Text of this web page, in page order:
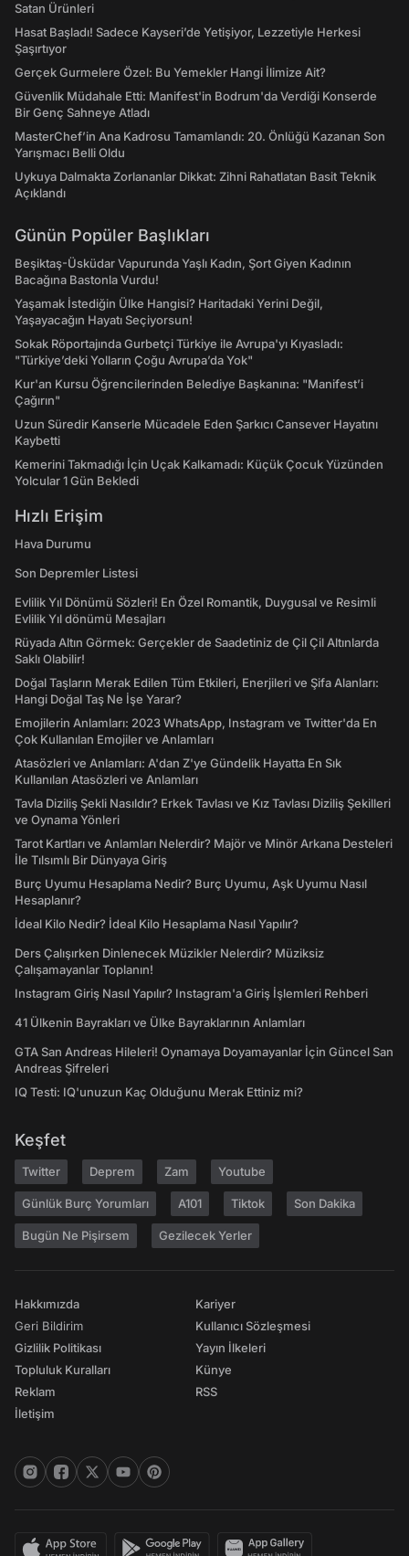
Satan Ürünleri
Hasat Başladı! Sadece Kayseri’de Yetişiyor, Lezzetiyle Herkesi
Şaşırtıyor
Gerçek Gurmelere Özel: Bu Yemekler Hangi İlimize Ait?
Güvenlik Müdahale Etti: Manifest'in Bodrum'da Verdiği Konserde
Bir Genç Sahneye Atladı
MasterChef’in Ana Kadrosu Tamamlandı: 20. Önlüğü Kazanan Son
Yarışmacı Belli Oldu
Uykuya Dalmakta Zorlananlar Dikkat: Zihni Rahatlatan Basit Teknik
Açıklandı
Günün Popüler Başlıkları
Beşiktaş-Üsküdar Vapurunda Yaşlı Kadın, Şort Giyen Kadının
Bacağına Bastonla Vurdu!
Yaşamak İstediğin Ülke Hangisi? Haritadaki Yerini Değil,
Yaşayacağın Hayatı Seçiyorsun!
Sokak Röportajında Gurbetçi Türkiye ile Avrupa'yı Kıyasladı:
"Türkiye’deki Yolların Çoğu Avrupa’da Yok"
Kur'an Kursu Öğrencilerinden Belediye Başkanına: "Manifest’i
Çağırın"
Uzun Süredir Kanserle Mücadele Eden Şarkıcı Cansever Hayatını
Kaybetti
Kemerini Takmadığı İçin Uçak Kalkamadı: Küçük Çocuk Yüzünden
Yolcular 1 Gün Bekledi
Hızlı Erişim
Hava Durumu
Son Depremler Listesi
Evlilik Yıl Dönümü Sözleri! En Özel Romantik, Duygusal ve Resimli
Evlilik Yıl dönümü Mesajları
Rüyada Altın Görmek: Gerçekler de Saadetiniz de Çil Çil Altınlarda
Saklı Olabilir!
Doğal Taşların Merak Edilen Tüm Etkileri, Enerjileri ve Şifa Alanları:
Hangi Doğal Taş Ne İşe Yarar?
Emojilerin Anlamları: 2023 WhatsApp, Instagram ve Twitter'da En
Çok Kullanılan Emojiler ve Anlamları
Atasözleri ve Anlamları: A'dan Z'ye Gündelik Hayatta En Sık
Kullanılan Atasözleri ve Anlamları
Tavla Diziliş Şekli Nasıldır? Erkek Tavlası ve Kız Tavlası Diziliş Şekilleri
ve Oynama Yönleri
Tarot Kartları ve Anlamları Nelerdir? Majör ve Minör Arkana Desteleri
İle Tılsımlı Bir Dünyaya Giriş
Burç Uyumu Hesaplama Nedir? Burç Uyumu, Aşk Uyumu Nasıl
Hesaplanır?
İdeal Kilo Nedir? İdeal Kilo Hesaplama Nasıl Yapılır?
Ders Çalışırken Dinlenecek Müzikler Nelerdir? Müziksiz
Çalışamayanlar Toplanın!
Instagram Giriş Nasıl Yapılır? Instagram'a Giriş İşlemleri Rehberi
41 Ülkenin Bayrakları ve Ülke Bayraklarının Anlamları
GTA San Andreas Hileleri! Oynamaya Doyamayanlar İçin Güncel San
Andreas Şifreleri
IQ Testi: IQ'unuzun Kaç Olduğunu Merak Ettiniz mi?
Keşfet
Twitter Deprem Zam Youtube
Günlük Burç Yorumları A101 Tiktok Son Dakika
Bugün Ne Pişirsem Gezilecek Yerler
Hakkımızda
Geri Bildirim
Gizlilik Politikası
Topluluk Kuralları
Reklam
İletişim
Kariyer
Kullanıcı Sözleşmesi
Yayın İlkeleri
Künye
RSS